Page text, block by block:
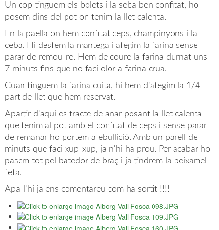
Un cop tinguem els bolets i la seba ben confitat, ho
posem dins del pot on tenim la llet calenta.
En la paella on hem confitat ceps, champinyons i la
ceba. Hi desfem la mantega i afegim la farina sense
parar de remou-re. Hem de coure la farina durnat uns
7 minuts fins que no faci olor a farina crua.
Cuan tinguem la farina cuita, hi hem d'afegim la 1/4
part de llet que hem reservat.
Apartir d'aquí es tracte de anar posant la llet calenta
que tenim al pot amb el confitat de ceps i sense parar
de remanar ho portem a ebullició. Amb un parell de
minuts que faci xup-xup, ja n'hi ha prou. Per acabar ho
pasem tot pel batedor de braç i ja tindrem la beixamel
feta.
Apa-l'hi ja ens comentareu com ha sortit !!!!